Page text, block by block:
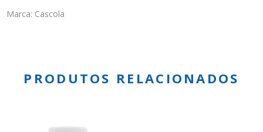
Marca: Cascola
PRODUTOS RELACIONADOS